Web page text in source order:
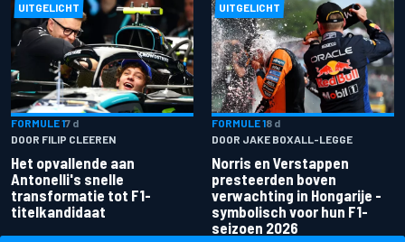
UITGELICHT
FORMULE 17 d
DOOR FILIP CLEEREN
Het opvallende aan
Antonelli's snelle
transformatie tot F1-
titelkandidaat
UITGELICHT
FORMULE 18 d
DOOR JAKE BOXALL-LEGGE
Norris en Verstappen
presteerden boven
verwachting in Hongarije -
symbolisch voor hun F1-
seizoen 2026